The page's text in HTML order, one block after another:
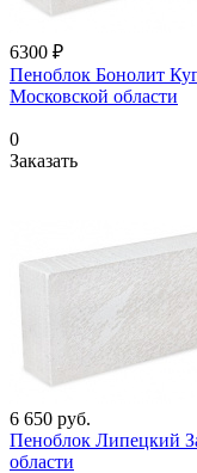
6300 ₽
Пеноблок Бонолит
Московской области
0
Заказать
6 650 руб.
Пеноблок Липецкий
области